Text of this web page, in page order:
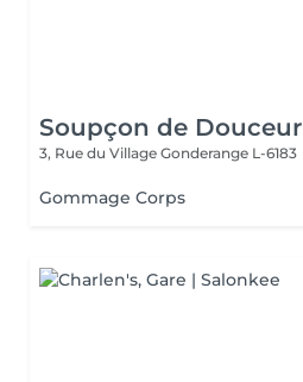
Soupçon de Douceur
3, Rue du Village Gonderange L-6183
Gommage Corps